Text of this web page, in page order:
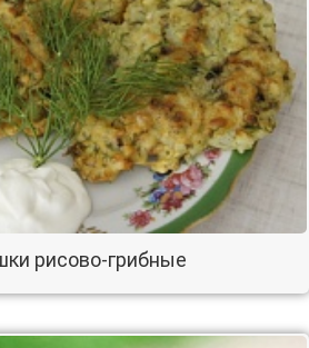
рисово-грибные